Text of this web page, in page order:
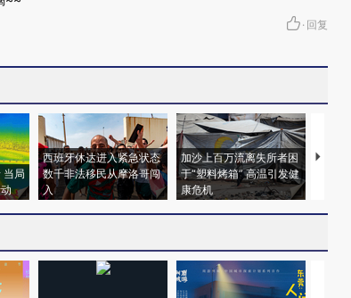
· 回复
当局
西班牙休达进入紧急状态
数千非法移民从摩洛哥闯
入
加沙上百万流离失所者困
于“塑料烤箱” 高温引发健
康危机
视线